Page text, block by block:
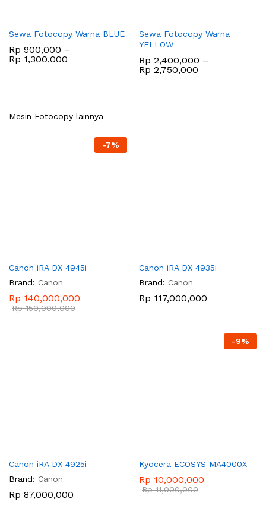
Sewa Fotocopy Warna BLUE
Rp 900,000 –
Rp 1,300,000
Sewa Fotocopy Warna
YELLOW
Rp 2,400,000 –
Rp 2,750,000
Mesin Fotocopy lainnya
-7%
Canon iRA DX 4945i
Brand: Canon
Rp 140,000,000
Rp150,000,000
Canon iRA DX 4935i
Brand: Canon
Rp 117,000,000
Canon iRA DX 4925i
Brand: Canon
Rp 87,000,000
-9%
Kyocera ECOSYS MA4000X
Rp 10,000,000
Rp11,000,000